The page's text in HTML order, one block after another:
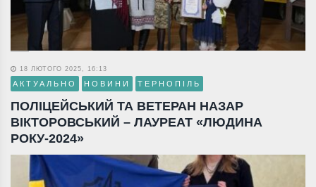
18 ЛЮТОГО 2025, 16:13
АКТУАЛЬНО НОВИНИ ТЕРНОПІЛЬ
ПОЛІЦЕЙСЬКИЙ ТА ВЕТЕРАН НАЗАР
ВІКТОРОВСЬКИЙ – ЛАУРЕАТ «ЛЮДИНА
РОКУ-2024»